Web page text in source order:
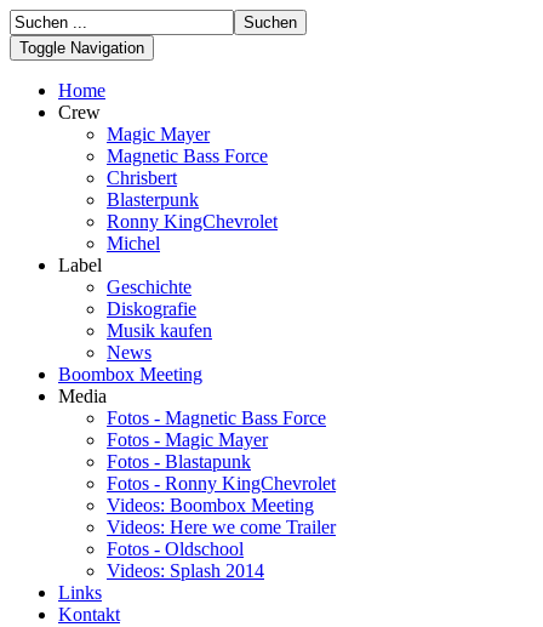
Toggle Navigation
Home
Crew
Magic Mayer
Magnetic Bass Force
Chrisbert
Blasterpunk
Ronny KingChevrolet
Michel
Label
Geschichte
Diskografie
Musik kaufen
News
Boombox Meeting
Media
Fotos - Magnetic Bass Force
Fotos - Magic Mayer
Fotos - Blastapunk
Fotos - Ronny KingChevrolet
Videos: Boombox Meeting
Videos: Here we come Trailer
Fotos - Oldschool
Videos: Splash 2014
Links
Kontakt